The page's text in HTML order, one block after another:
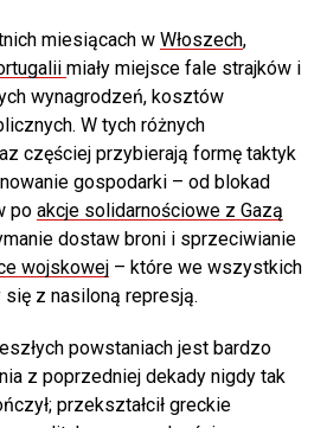
miesiącach w Włoszech,
miały miejsce fale strajków i
wynagrodzeń, kosztów
W tych różnych
częściej przybierają formę taktyk
gospodarki – od blokad
po akcje solidarnościowe z Gazą
dostaw broni i sprzeciwianie
wojskowej – które we wszystkich
się z nasiloną represją.
powstaniach jest bardzo
z poprzedniej dekady nigdy tak
przekształcił greckie